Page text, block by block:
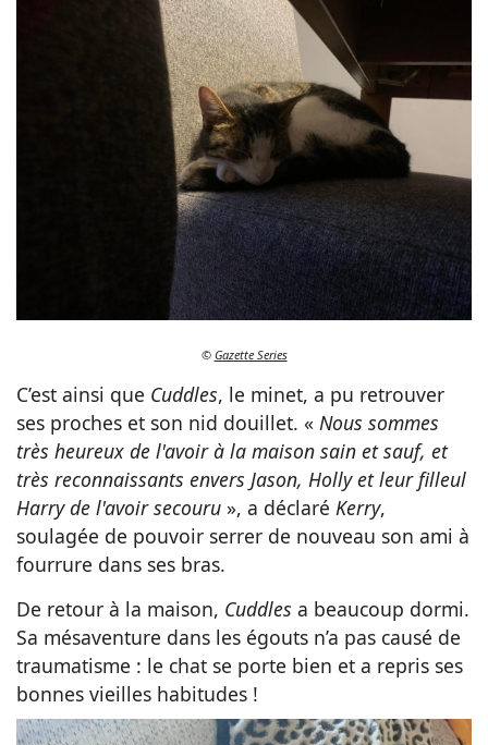
© Gazette Series
C’est ainsi que Cuddles, le minet, a pu retrouver
ses proches et son nid douillet. « Nous sommes
très heureux de l'avoir à la maison sain et sauf, et
très reconnaissants envers Jason, Holly et leur filleul
Harry de l'avoir secouru », a déclaré Kerry,
soulagée de pouvoir serrer de nouveau son ami à
fourrure dans ses bras.
De retour à la maison, Cuddles a beaucoup dormi.
Sa mésaventure dans les égouts n’a pas causé de
traumatisme : le chat se porte bien et a repris ses
bonnes vieilles habitudes !